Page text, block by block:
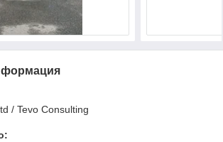
/ Tevo Consulting